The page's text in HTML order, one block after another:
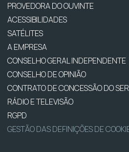
PROVEDORA DO OUVINTE
ACESSIBILIDADES
SATÉLITES
A EMPRESA
CONSELHO GERAL INDEPENDENTE
CONSELHO DE OPINIÃO
CONTRATO DE CONCESSÃO DO
RÁDIO E TELEVISÃO
RGPD
GESTÃO DAS DEFINIÇÕES DE